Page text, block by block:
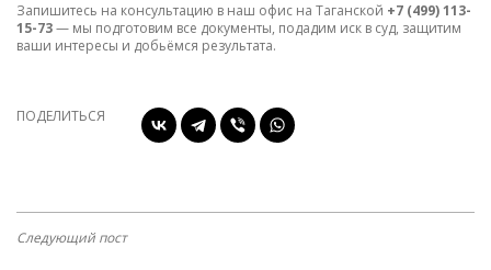
Запишитесь на консультацию в наш офис на Таганской +7 (499) 113-
15-73— мы подготовим все документы, подадим иск в суд, защитим
ваши интересы и добьёмся результата.
ПОДЕЛИТЬСЯ
Следующий пост